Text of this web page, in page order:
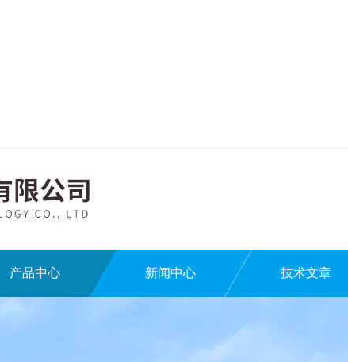
产品中心 新闻中心 技术文章